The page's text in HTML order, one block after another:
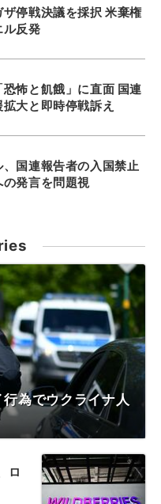
停戦決議を採択 米棄権
ル反発
恐怖と飢餓」に直面 国連
大と即時停戦訴え
、国連報告者の入国禁止
の発言を問題視
為でウクライナ人
ロ